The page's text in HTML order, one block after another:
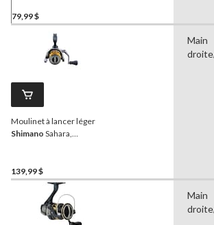
79,99 $
Moulinet à lancer léger
Shimano Sahara,
139,99 $
Main
Main